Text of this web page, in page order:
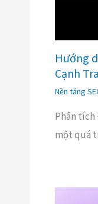
Hướng
Cạnh
Nền tảng
Phân tích
một quá